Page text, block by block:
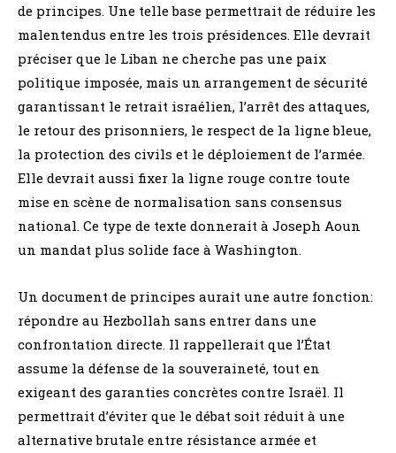
de principes. Une telle base permettrait de réduire les
malentendus entre les trois présidences. Elle devrait
préciser que le Liban ne cherche pas une paix
politique imposée, mais un arrangement de sécurité
garantissant le retrait israélien, l’arrêt des attaques,
le retour des prisonniers, le respect de la ligne bleue,
la protection des civils et le déploiement de l’armée.
Elle devrait aussi fixer la ligne rouge contre toute
mise en scène de normalisation sans consensus
national. Ce type de texte donnerait à Joseph Aoun
un mandat plus solide face à Washington.
Un document de principes aurait une autre fonction:
répondre au Hezbollah sans entrer dans une
confrontation directe. Il rappellerait que l’État
assume la défense de la souveraineté, tout en
exigeant des garanties concrètes contre Israël. Il
permettrait d’éviter que le débat soit réduit à une
alternative brutale entre résistance armée et